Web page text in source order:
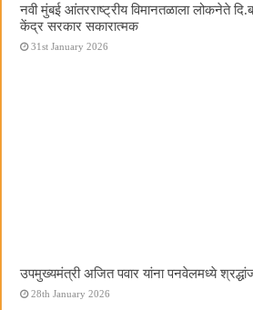
नवी मुंबई आंतरराष्ट्रीय विमानतळाला लोकनेते
केंद्र सरकार सकारात्मक
31st January 2026
उपमुख्यमंत्री अजित पवार यांना पनवेलमध्ये
28th January 2026